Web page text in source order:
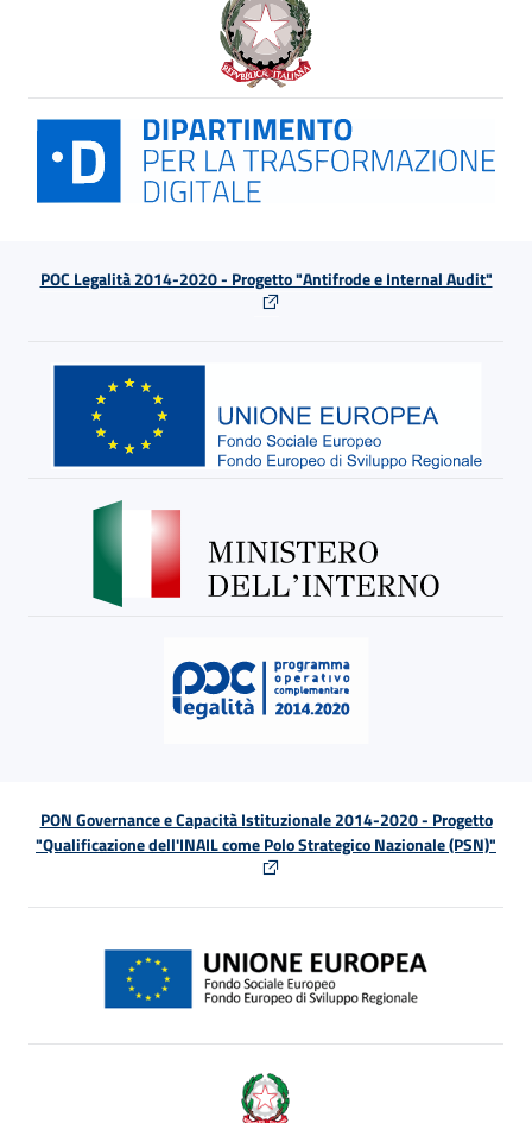
POC Legalità 2014-2020 - Progetto "Antifrode e Internal Audit"
PON Governance e Capacità Istituzionale 2014-2020 - Progetto
"Qualificazione dell'INAIL come Polo Strategico Nazionale (PSN)"